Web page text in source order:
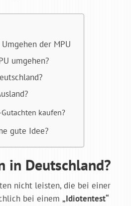
der MPU
umgehen?
kaufen?
gute Idee?
in Deutschland?
nicht leisten, die bei einer
bei einem „Idiotentest“